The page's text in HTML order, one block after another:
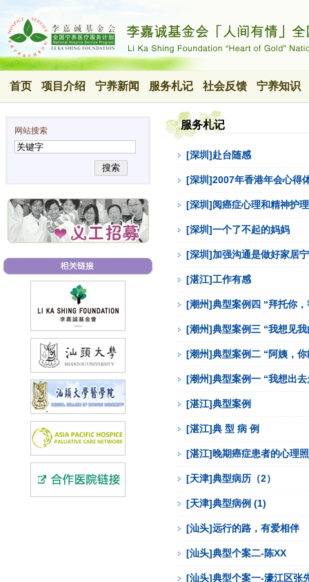
首页 项目介绍 宁养新闻 服务札记 社会反馈 宁养知识
网站搜索
搜索
服务札记
[深圳]赴台随感
[深圳]2007年香港年会心得
[深圳]阅癌症心理和精神护
[深圳]一个了不起的妈妈
[深圳]加强沟通是做好家居
[湛江]工作有感
[潮州]典型案例四 “拜托你
[潮州]典型案例三 “我想见我
[潮州]典型案例二 “阿姨，
[潮州]典型案例一 “我想出去
[湛江]典型案例
[湛江]典 型 病 例
[湛江]晚期癌症患者的心理
[天津]典型病历（2）
[天津]典型病例 (1)
[汕头]远行的路，有爱相伴
[汕头]典型个案二-陈XX
[汕头]典型个案一-濠江区张